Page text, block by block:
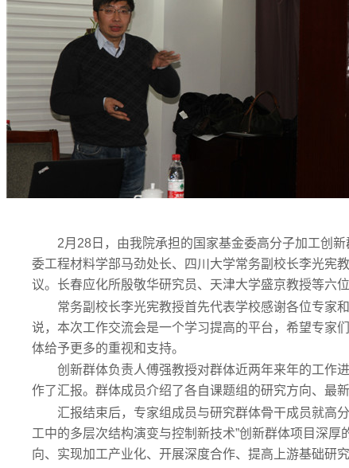
2月28日，由我院承担的国家基金委高分子加工创
委工程材料学部马劲处长、四川大学常务副校长李光宪
议。长春应化所殷敬华研究员、天津大学盛京教授等六
常务副校长李光宪教授首先代表学校感谢各位专家
说，本次工作交流会是一个学习提高的平台，希望专家
体给予更多的重视和支持。
创新群体负责人傅强教授对群体近两年来年的工作
作了汇报。群体成员介绍了各自课题组的研究方向、最
汇报结束后，专家组成员与研究群体骨干成员就高
工中的多层次结构演变与控制新技术”创新群体项目深
向、实现加工产业化、开展深度合作、提高上游基础研